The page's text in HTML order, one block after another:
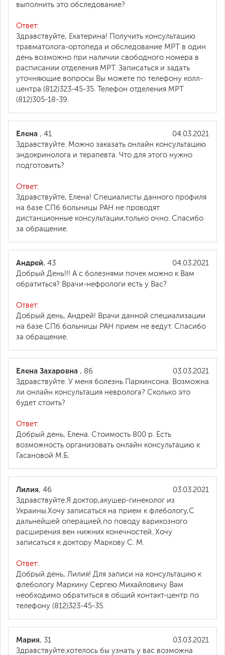
выполнить это обследование?
Ответ:
Здравствуйте, Екатерина! Получить консультацию
травматолога-ортопеда и обследование МРТ в один
день возможно при наличии свободного номера в
расписании отделения МРТ. Записаться и задать
уточняющие вопросы Вы можете по телефону колл-
центра (812)323-45-35. Телефон отделения МРТ
(812)305-18-39.
04.03.2021
Елена , 41
Здравствуйте. Можно заказать онлайн консультацию
эндокринолога и терапевта. Что для этого нужно
подготовить?
Ответ:
Здравствуйте, Елена! Специалисты данного профиля
на базе СПб больницы РАН не проводят
дистанционные консультации,только очно. Спасибо
за обращение.
04.03.2021
Андрей, 43
Добрый День!!! А с болезнями почек можно к Вам
обратиться? Врачи-нефрологи есть у Вас?
Ответ:
Добрый день, Андрей! Врачи данной специализации
на базе СПб больницы РАН прием не ведут. Спасибо
за обращение.
03.03.2021
Елена Захаровна , 86
Здравствуйте. У меня болезнь Паркинсона. Возможна
ли онлайн консультация невролога? Сколько это
будет стоить?
Ответ:
Добрый день, Елена. Стоимость 800 р. Есть
возможность организовать онлайн консультацию к
Гасановой М.Б.
03.03.2021
Лилия, 46
Здравствуйте.Я доктор,акушер-гинеколог из
Украины.Хочу записаться на прием к флебологу,С
дальнейшей операцией,по поводу варикозного
расширения вен нижних конечностей. Хочу
записаться к доктору Маркову С. М.
Ответ:
Добрый день, Лилия! Для записи на консультацию к
флебологу Маркину Сергею Михайловичу Вам
необходимо обратиться в общий контакт-центр по
телефону (812)323-45-35.
03.03.2021
Мария, 31
Здравствуйте.хотелось бы узнать у вас возможна